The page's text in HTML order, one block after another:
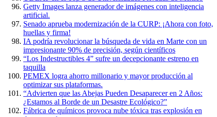
Getty Images lanza generador de imágenes con inteligencia
artificial.
Senado aprueba modernización de la CURP: ¡Ahora con foto,
huellas y firma!
IA podría revolucionar la búsqueda de vida en Marte con un
impresionante 90% de precisión, según científicos
“Los Indestructibles 4” sufre un decepcionante estreno en
taquilla
PEMEX logra ahorro millonario y mayor producción al
optimizar sus plataformas.
“Advierten que las Abejas Pueden Desaparecer en 2 Años:
¿Estamos al Borde de un Desastre Ecológico?”
Fábrica de químicos provoca nube tóxica tras explosión en